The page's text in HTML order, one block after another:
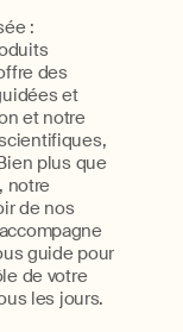
:
des
et
et notre
plus que
notre
de nos
guide pour
de votre
les jours.